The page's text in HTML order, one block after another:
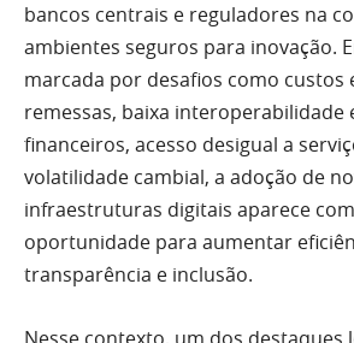
bancos centrais e reguladores na
ambientes seguros para inovação.
marcada por desafios como custos
remessas, baixa interoperabilidade
financeiros, acesso desigual a
volatilidade cambial, a adoção de
infraestruturas digitais aparece
oportunidade para aumentar
transparência e inclusão.